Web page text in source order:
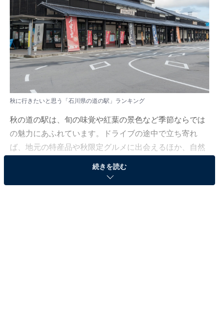
秋に行きたいと思う「石川県の道の駅」ランキング
秋の道の駅は、旬の味覚や紅葉の景色など季節ならでは
の魅力にあふれています。ドライブの途中で立ち寄れ
ば、地元の特産品や秋限定グルメに出会えるほか、自然
の美しさを満喫できるスポットも豊富。旅の目的地とし
ても楽しめる道の駅を紹介します。
続きを読む